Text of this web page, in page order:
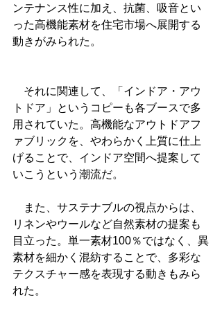
ンテナンス性に加え、抗菌、吸音とい
った高機能素材を住宅市場へ展開する
動きがみられた。
それに関連して、「インドア・アウ
トドア」というコピーも各ブースで多
用されていた。高機能なアウトドアフ
ァブリックを、やわらかく上質に仕上
げることで、インドア空間へ提案して
いこうという潮流だ。
また、サステナブルの視点からは、
リネンやウールなど自然素材の提案も
目立った。単一素材100％ではなく、異
素材を細かく混紡することで、多彩な
テクスチャー感を表現する動きもみら
れた。